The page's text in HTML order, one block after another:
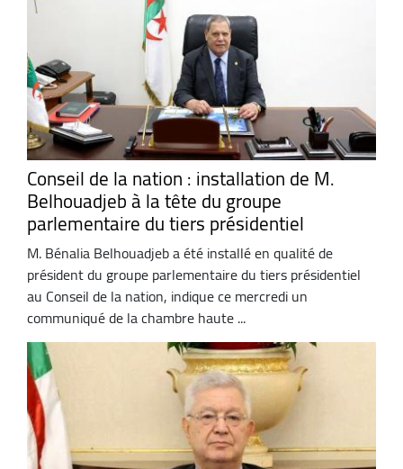
Conseil de la nation : installation de M.
Belhouadjeb à la tête du groupe
parlementaire du tiers présidentiel
M. Bénalia Belhouadjeb a été installé en qualité de
président du groupe parlementaire du tiers présidentiel
au Conseil de la nation, indique ce mercredi un
communiqué de la chambre haute ...